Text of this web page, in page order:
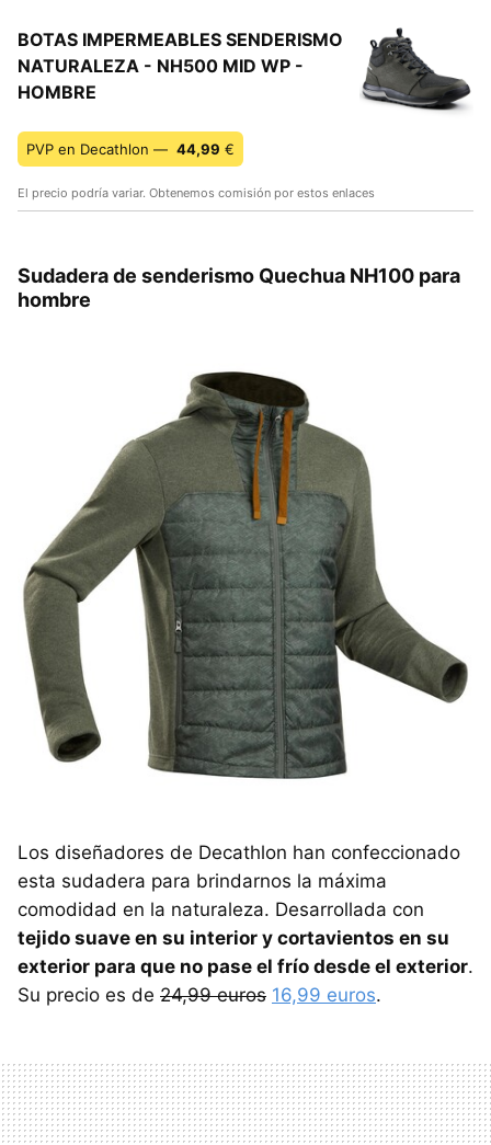
BOTAS IMPERMEABLES SENDERISMO
NATURALEZA - NH500 MID WP -
HOMBRE
PVP en Decathlon — 44,99 €
El precio podría variar. Obtenemos comisión por estos enlaces
Sudadera de senderismo Quechua NH100 para
hombre
Los diseñadores de Decathlon han confeccionado
esta sudadera para brindarnos la máxima
comodidad en la naturaleza. Desarrollada con
tejido suave en su interior y cortavientos en su
exterior para que no pase el frío desde el exterior.
Su precio es de 24,99 euros 16,99 euros.